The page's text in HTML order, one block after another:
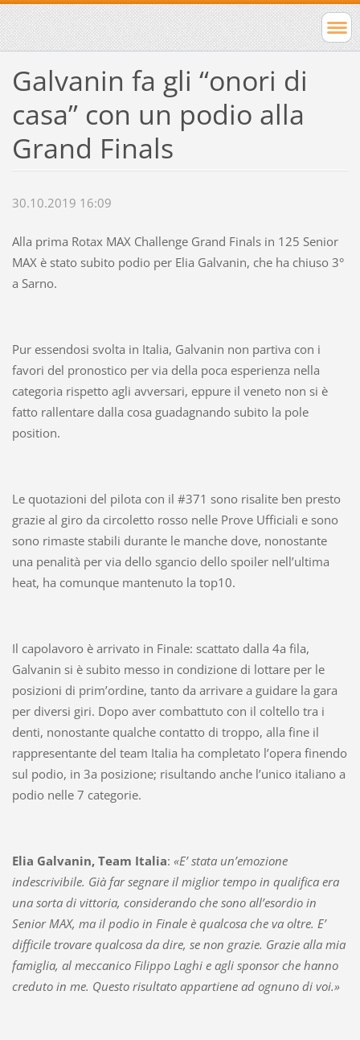
Galvanin fa gli “onori di
casa” con un podio alla
Grand Finals
30.10.2019 16:09
Alla prima Rotax MAX Challenge Grand Finals in 125 Senior
MAX è stato subito podio per Elia Galvanin, che ha chiuso 3°
a Sarno.
Pur essendosi svolta in Italia, Galvanin non partiva con i
favori del pronostico per via della poca esperienza nella
categoria rispetto agli avversari, eppure il veneto non si è
fatto rallentare dalla cosa guadagnando subito la pole
position.
Le quotazioni del pilota con il #371 sono risalite ben presto
grazie al giro da circoletto rosso nelle Prove Ufficiali e sono
sono rimaste stabili durante le manche dove, nonostante
una penalità per via dello sgancio dello spoiler nell’ultima
heat, ha comunque mantenuto la top10.
Il capolavoro è arrivato in Finale: scattato dalla 4a fila,
Galvanin si è subito messo in condizione di lottare per le
posizioni di prim’ordine, tanto da arrivare a guidare la gara
per diversi giri. Dopo aver combattuto con il coltello tra i
denti, nonostante qualche contatto di troppo, alla fine il
rappresentante del team Italia ha completato l’opera finendo
sul podio, in 3a posizione; risultando anche l’unico italiano a
podio nelle 7 categorie.
Elia Galvanin, Team Italia: «E’ stata un’emozione
indescrivibile. Già far segnare il miglior tempo in qualifica era
una sorta di vittoria, considerando che sono all’esordio in
Senior MAX, ma il podio in Finale è qualcosa che va oltre. E’
difficile trovare qualcosa da dire, se non grazie. Grazie alla mia
famiglia, al meccanico Filippo Laghi e agli sponsor che hanno
creduto in me. Questo risultato appartiene ad ognuno di voi.»